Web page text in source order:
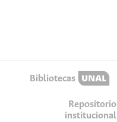
Bibliotecas
Repositorio
institucional